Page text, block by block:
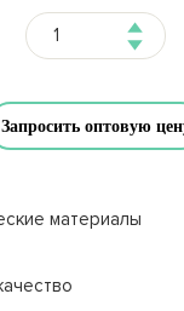
Запросить оптовую
материалы